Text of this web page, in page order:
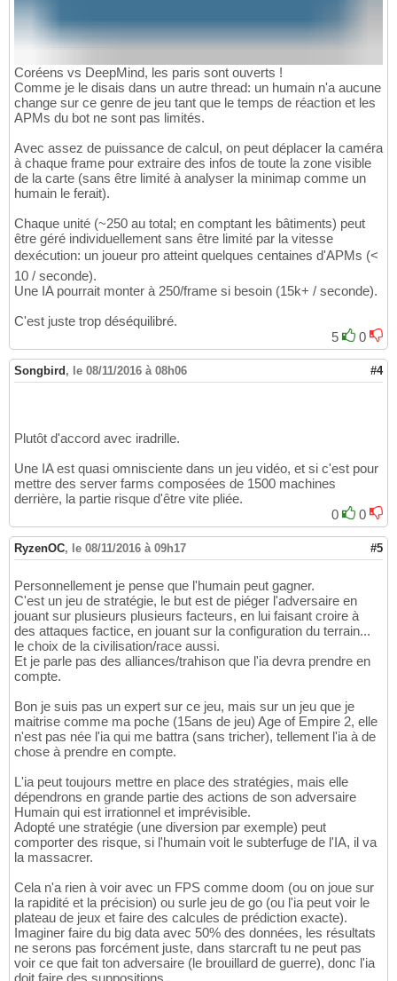
Coréens vs DeepMind, les paris sont ouverts !
Comme je le disais dans un autre thread: un humain n'a aucune
change sur ce genre de jeu tant que le temps de réaction et les
APMs du bot ne sont pas limités.
Avec assez de puissance de calcul, on peut déplacer la caméra
à chaque frame pour extraire des infos de toute la zone visible
de la carte (sans être limité à analyser la minimap comme un
humain le ferait).
Chaque unité (~250 au total; en comptant les bâtiments) peut
être géré individuellement sans être limité par la vitesse
dexécution: un joueur pro atteint quelques centaines d'APMs (<
10 / seconde).
Une IA pourrait monter à 250/frame si besoin (15k+ / seconde).
C'est juste trop déséquilibré.
5
0
Songbird , le 08/11/2016 à 08h06 #4
Plutôt d'accord avec iradrille.
Une IA est quasi omnisciente dans un jeu vidéo, et si c'est pour
mettre des server farms composées de 1500 machines
derrière, la partie risque d'être vite pliée.
0
0
RyzenOC, le 08/11/2016 à 09h17 #5
Personnellement je pense que l'humain peut gagner.
C'est un jeu de stratégie, le but est de piéger l'adversaire en
jouant sur plusieurs plusieurs facteurs, en lui faisant croire à
des attaques factice, en jouant sur la configuration du terrain...
le choix de la civilisation/race aussi.
Et je parle pas des alliances/trahison que l'ia devra prendre en
compte.
Bon je suis pas un expert sur ce jeu, mais sur un jeu que je
maitrise comme ma poche (15ans de jeu) Age of Empire 2, elle
n'est pas née l'ia qui me battra (sans tricher), tellement l'ia à de
chose à prendre en compte.
L'ia peut toujours mettre en place des stratégies, mais elle
dépendrons en grande partie des actions de son adversaire
Humain qui est irrationnel et imprévisible.
Adopté une stratégie (une diversion par exemple) peut
comporter des risque, si l'humain voit le subterfuge de l'IA, il va
la massacrer.
Cela n'a rien à voir avec un FPS comme doom (ou on joue sur
la rapidité et la précision) ou surle jeu de go (ou l'ia peut voir le
plateau de jeux et faire des calcules de prédiction exacte).
Imaginer faire du big data avec 50% des données, les résultats
ne serons pas forcément juste, dans starcraft tu ne peut pas
voir ce que fait ton adversaire (le brouillard de guerre), donc l'ia